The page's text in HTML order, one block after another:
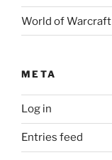
World of Warcraft
META
Log in
Entries feed